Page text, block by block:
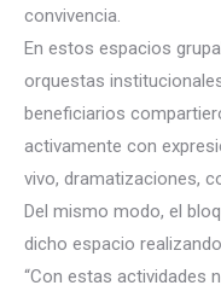
convivencia.
En estos espacios
orquestas
beneficiarios
activamente con
vivo, dramatizaciones,
Del mismo modo, el
dicho espacio
“Con estas actividades